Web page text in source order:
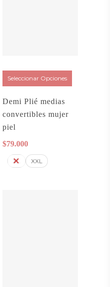
Seleccionar Opciones
Demi Plié medias
convertibles mujer
piel
$79.000
XL XXL